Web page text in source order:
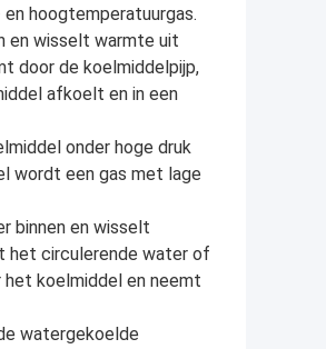
hoogtemperatuurgas.
en wisselt warmte uit
door de koelmiddelpijp,
afkoelt en in een
onder hoge druk
wordt een gas met lage
binnen en wisselt
het circulerende water of
koelmiddel en neemt
watergekoelde